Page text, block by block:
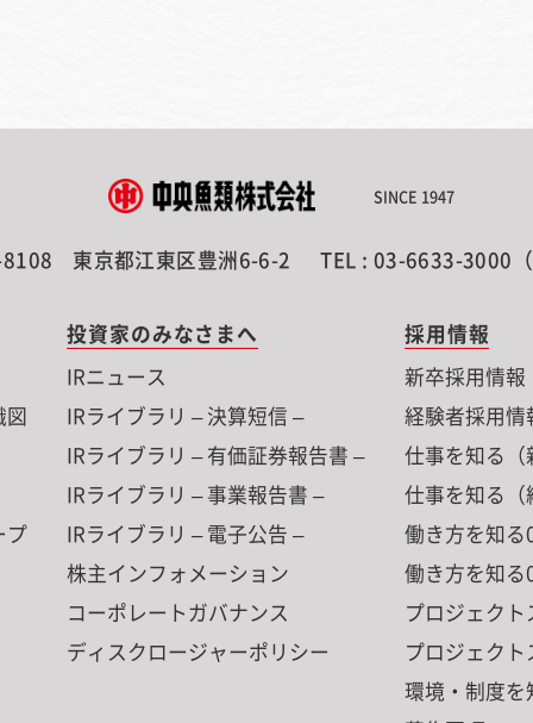
SINCE 1947
東京都江東区豊洲6-6-2 TEL : 03-6633-3000
図
プ
投資家のみなさまへ
IRニュース
IRライブラリ – 決算短信 –
IRライブラリ – 有価証券報告書 –
IRライブラリ – 事業報告書 –
IRライブラリ – 電子公告 –
株主インフォメーション
コーポレートガバナンス
ディスクロージャーポリシー
採用情報
新卒採用情報
経験者採用情
仕事を知る
仕事を知る
働き方を知る
働き方を知る
プロジェク
プロジェク
環境・制度を